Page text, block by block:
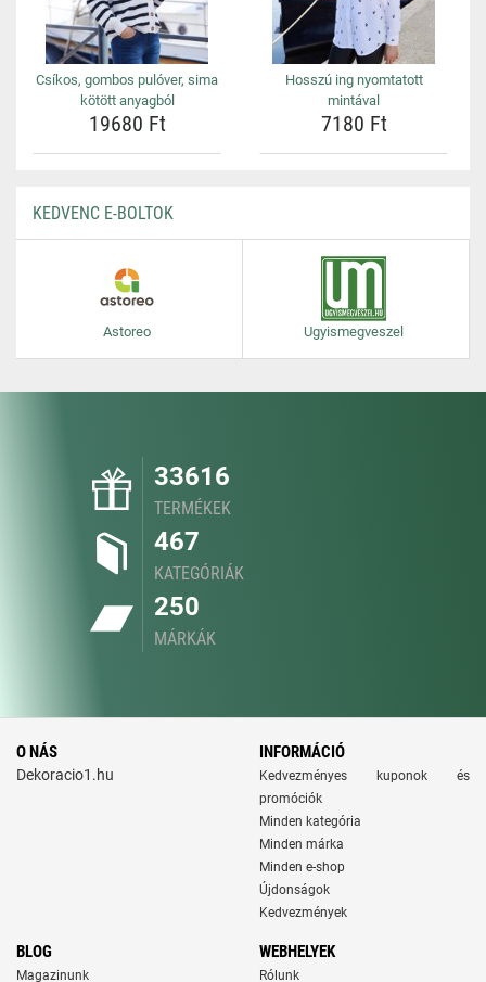
Csíkos, gombos pulóver, sima
kötött anyagból
19680 Ft
Hosszú ing nyomtatott
mintával
7180 Ft
KEDVENC E-BOLTOK
Astoreo Ugyismegveszel
33616
TERMÉKEK
467
KATEGÓRIÁK
250
MÁRKÁK
O NÁS
Dekoracio1.hu
INFORMÁCIÓ
Kedvezményes kuponok és
promóciók
Minden kategória
Minden márka
Minden e-shop
Újdonságok
Kedvezmények
BLOG
Magazinunk
WEBHELYEK
Rólunk